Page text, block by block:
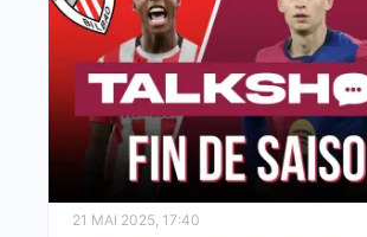
21 MAI 2025, 17:40